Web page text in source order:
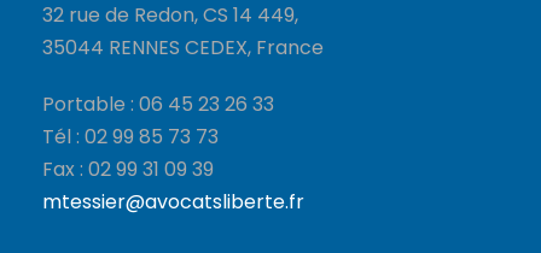
32 rue de Redon, CS 14 449,
35044 RENNES CEDEX, France
Portable : 06 45 23 26 33
Tél : 02 99 85 73 73
Fax : 02 99 31 09 39
mtessier@avocatsliberte.fr